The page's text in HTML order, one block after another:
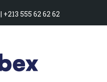
+213 555 62 62 62